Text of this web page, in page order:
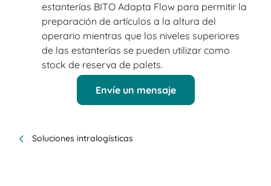
estanterías BITO Adapta Flow para permitir la
preparación de artículos a la altura del
operario mientras que los niveles superiores
de las estanterías se pueden utilizar como
stock de reserva de palets.
Envíe un mensaje
Soluciones intralogísticas